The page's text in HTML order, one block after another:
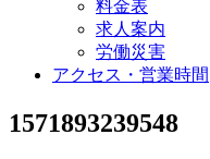
料金表
求人案内
労働災害
アクセス・営業時間
1571893239548